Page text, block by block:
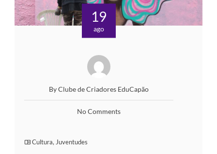
19
ago
By Clube de Criadores EduCapão
No Comments
Cultura,Juventudes